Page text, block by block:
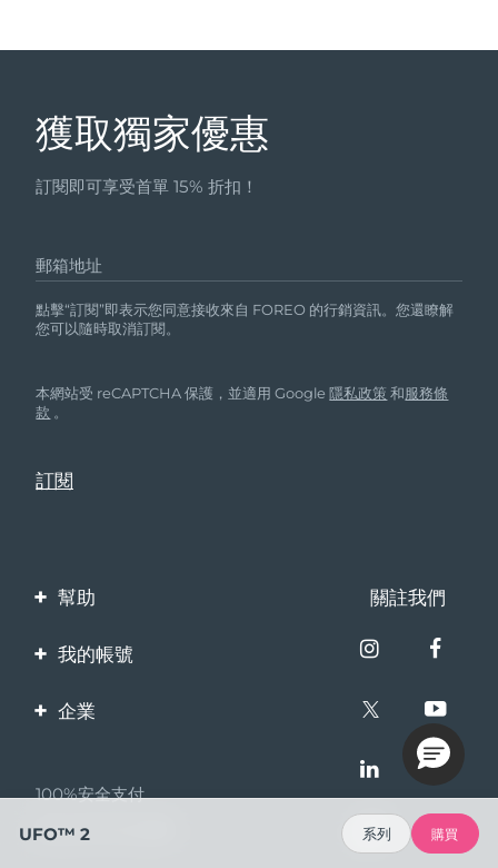
獲取獨家優惠
訂閱即可享受首單 15% 折扣！
郵箱地址
點擊“訂閱”即表示您同意接收來自 FOREO 的行銷資訊。您還瞭解
您可以隨時取消訂閱。
本網站受 reCAPTCHA 保護，並適用 Google隱私政策 和服務條
款 。
幫助
聯繫我們
保修與退換貨
關註我們
我的帳號
產品註冊
企業
夥伴計畫
聯盟新聞
100%安全支付
Bazaarvoice口碑
UFO™ 2 系列 購買